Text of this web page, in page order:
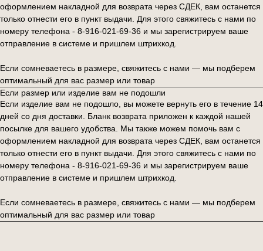
оформлением накладной для возврата через СДЕК, вам останется
только отнести его в пункт выдачи. Для этого свяжитесь с нами по
номеру телефона - 8-916-021-69-36 и мы зарегистрируем ваше
отправление в системе и пришлем штрихкод.
Если сомневаетесь в размере, свяжитесь с нами — мы подберем
оптимальный для вас размер или товар
Если размер или изделие вам не подошли
Если изделие вам не подошло, вы можете вернуть его в течение 14
дней со дня доставки. Бланк возврата приложен к каждой нашей
посылке для вашего удобства. Мы также можем помочь вам с
оформлением накладной для возврата через СДЕК, вам останется
только отнести его в пункт выдачи. Для этого свяжитесь с нами по
номеру телефона - 8-916-021-69-36 и мы зарегистрируем ваше
отправление в системе и пришлем штрихкод.
Если сомневаетесь в размере, свяжитесь с нами — мы подберем
оптимальный для вас размер или товар